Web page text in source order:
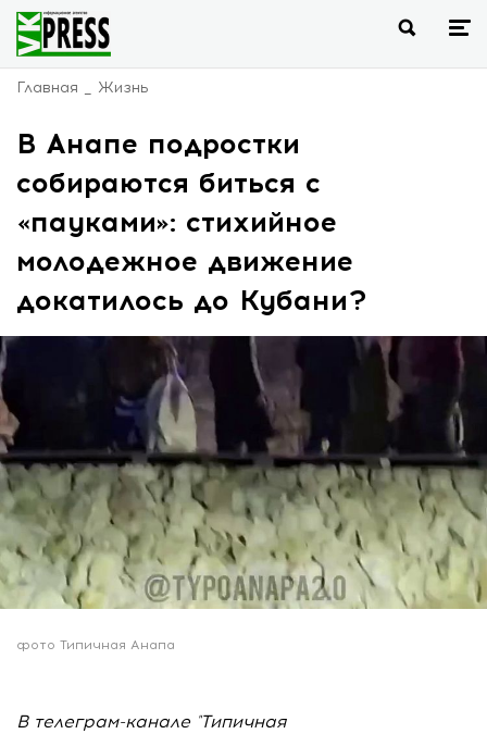
Главная Жизнь
В Анапе подростки
собираются биться с
«пауками»: стихийное
молодежное движение
докатилось до Кубани?
фото Типичная Анапа
В телеграм-канале "Типичная